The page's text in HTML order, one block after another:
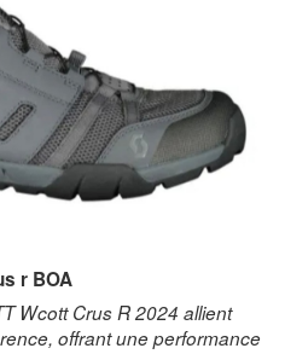
r BOA
Wcott Crus R 2024 allient
offrant une performance